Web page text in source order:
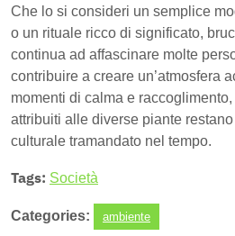
Che lo si consideri un semplice
o un rituale ricco di significato,
continua ad affascinare molte
contribuire a creare un’atmosfera
momenti di calma e
attribuiti alle diverse piante
culturale tramandato nel tempo.
Tags: Società
Categories: ambiente